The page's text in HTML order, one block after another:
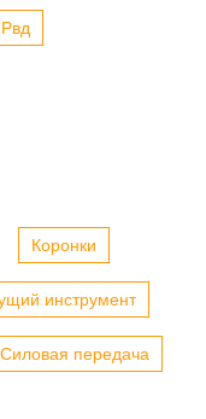
Рвд
Коронки
инструмент
Силовая передача